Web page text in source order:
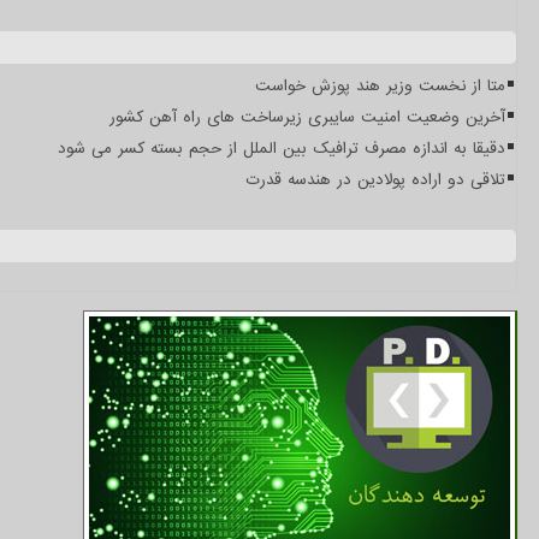
متا از نخست وزیر هند پوزش خواست
آخرین وضعیت امنیت سایبری زیرساخت های راه آهن کشور
دقیقا به اندازه مصرف ترافیک بین الملل از حجم بسته کسر می شود
تلاقی دو اراده پولادین در هندسه قدرت